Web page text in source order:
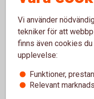
Räntor, kurser och
som riktar sig till
föreningar.
Vi använder
tekniker för att
finns även cookies
upplevelse:
Funktioner,
Relevant